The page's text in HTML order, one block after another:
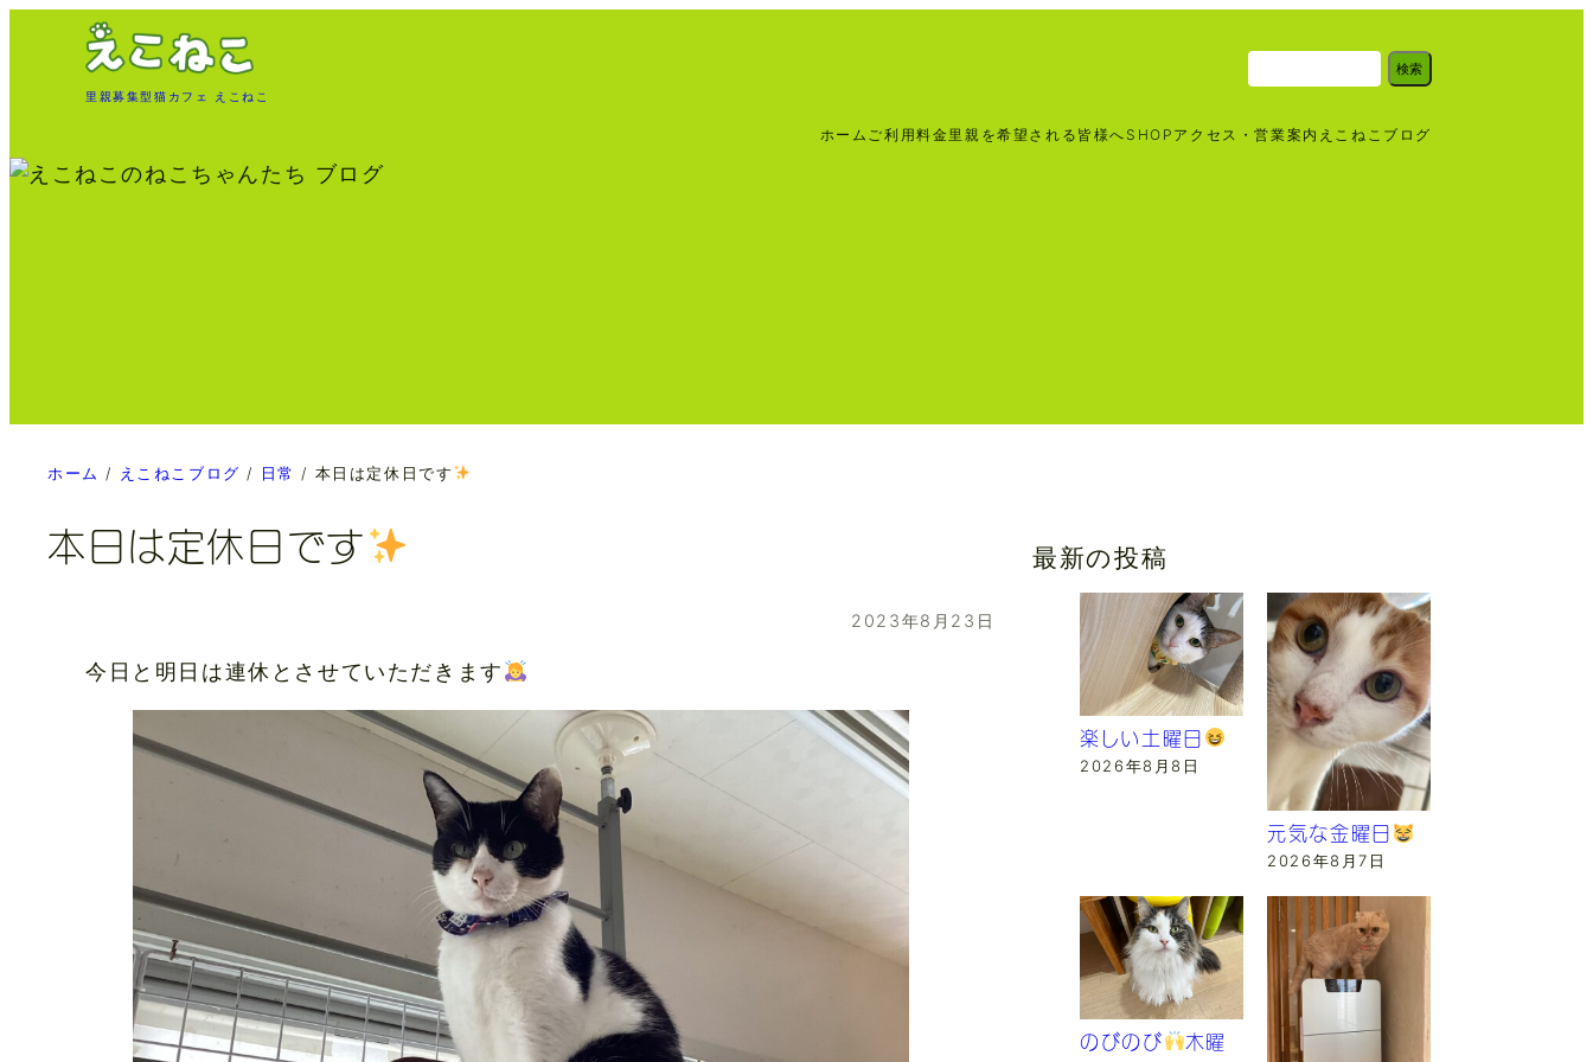
キ
ッ
里親募集型猫カフェ えこねこ
検
索
検索
ホーム ご利用料金里親を希望される皆様へ SHOP アクセス・営業案内 えこねこブログ
ホーム / えこねこブログ / 日常 / 本日は定休日です
本日は定休日です
2023年8月23日
今日と明日は連休とさせていただきます
最新の投稿
楽しい土曜日
2026年8月8日
元気な金曜日
2026年8月7日
のびのび
木曜